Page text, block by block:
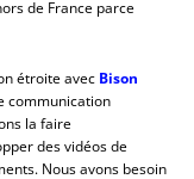
de France parce
étroite avec Bison
communication
la faire
des vidéos de
Nous avons besoin